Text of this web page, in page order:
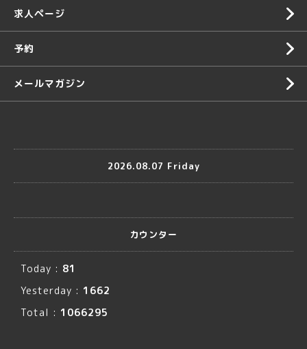
求人ページ
予約
メールマガジン
2026.08.07 Friday
カウンター
Today : 81
Yesterday : 1662
Total : 1066295